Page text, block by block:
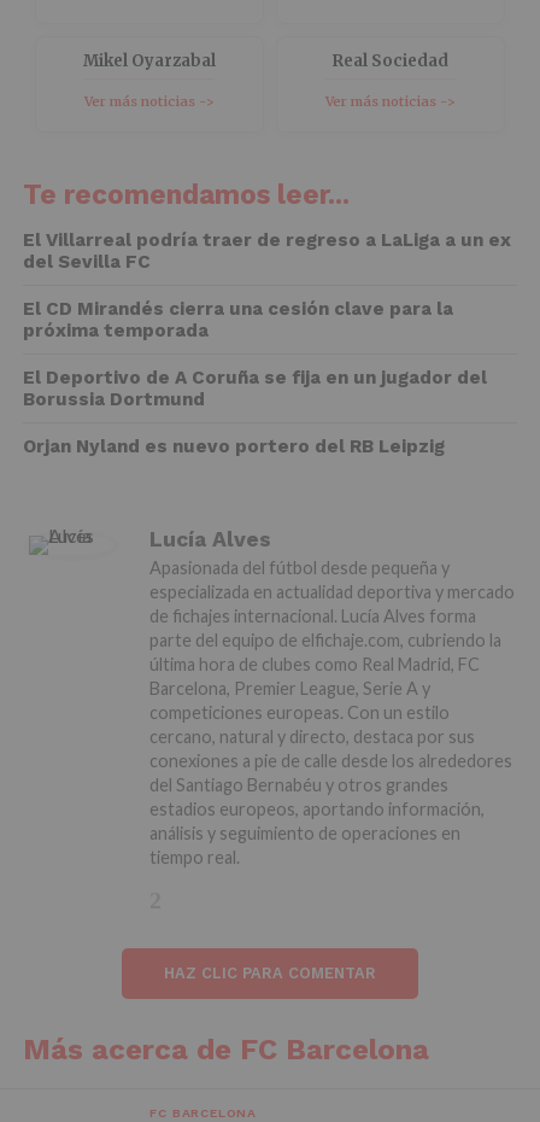
Mikel Oyarzabal
Ver más noticias ->
Real Sociedad
Ver más noticias ->
Te recomendamos leer...
El Villarreal podría traer de regreso a LaLiga a un ex
del Sevilla FC
El CD Mirandés cierra una cesión clave para la
próxima temporada
El Deportivo de A Coruña se fija en un jugador del
Borussia Dortmund
Orjan Nyland es nuevo portero del RB Leipzig
Lucía Alves
Apasionada del fútbol desde pequeña y
especializada en actualidad deportiva y mercado
de fichajes internacional. Lucía Alves forma
parte del equipo de elfichaje.com, cubriendo la
última hora de clubes como Real Madrid, FC
Barcelona, Premier League, Serie A y
competiciones europeas. Con un estilo
cercano, natural y directo, destaca por sus
conexiones a pie de calle desde los alrededores
del Santiago Bernabéu y otros grandes
estadios europeos, aportando información,
análisis y seguimiento de operaciones en
tiempo real.
HAZ CLIC PARA COMENTAR
Más acerca de FC Barcelona
FC BARCELONA